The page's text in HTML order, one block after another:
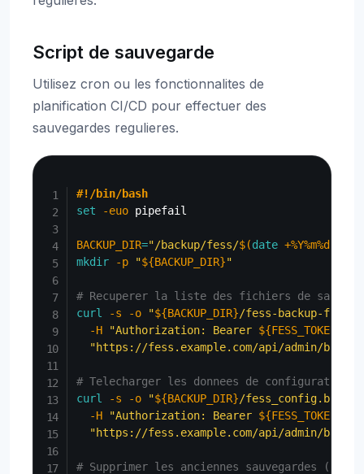
Script de sauvegarde
Utilisez cron ou les fonctionnalites de
planification CI/CD pour effectuer des
sauvegardes regulieres.
#!/bin/bash
set
-euo pipefail
BACKUP_DIR="/backup/fess/$(date +%Y%m%d
mkdir
-p "${BACKUP_DIR}"
# Recuperer la liste des fichiers de
curl
-s -o "${BACKUP_DIR}/fess-backup-
-H
"Authorization: Bearer ${FESS_TOKEN}
"https://fess.example.com/api/admin/
# Telecharger les donnees de
curl
-s -o "${BACKUP_DIR}/fess_config.bulk"
-H
"Authorization: Bearer ${FESS_TOKEN}
"https://fess.example.com/api/admin/
# Supprimer les anciennes sauvegardes